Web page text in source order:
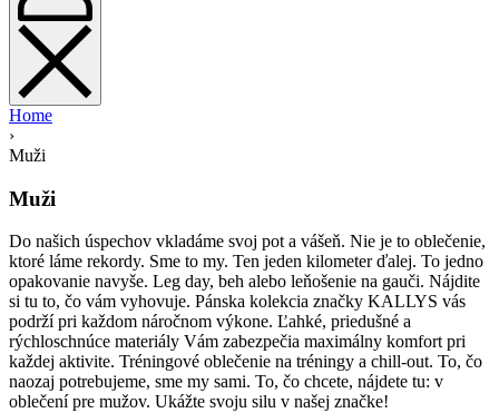
Home
›
Muži
Muži
Do našich úspechov vkladáme svoj pot a vášeň. Nie je to oblečenie,
ktoré láme rekordy. Sme to my. Ten jeden kilometer ďalej. To jedno
opakovanie navyše. Leg day, beh alebo leňošenie na gauči. Nájdite
si tu to, čo vám vyhovuje. Pánska kolekcia značky KALLYS vás
podrží pri každom náročnom výkone. Ľahké, priedušné a
rýchloschnúce materiály Vám zabezpečia maximálny komfort pri
každej aktivite. Tréningové oblečenie na tréningy a chill-out. To, čo
naozaj potrebujeme, sme my sami. To, čo chcete, nájdete tu: v
oblečení pre mužov. Ukážte svoju silu v našej značke!